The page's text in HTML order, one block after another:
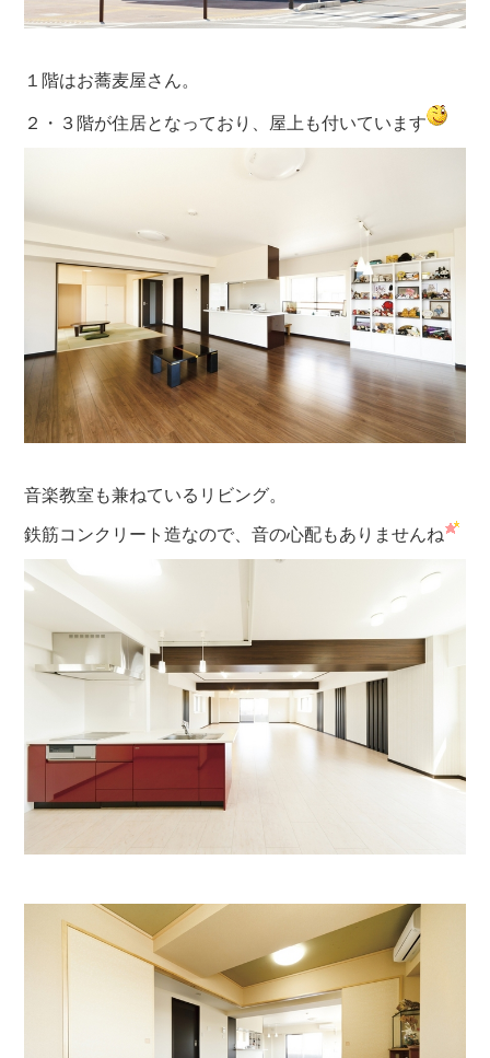
１階はお蕎麦屋さん。
２・３階が住居となっており、屋上も付いています
音楽教室も兼ねているリビング。
鉄筋コンクリート造なので、音の心配もありませんね